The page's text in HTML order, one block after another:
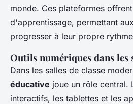
monde. Ces plateformes
d'apprentissage, permettant
progresser à leur propre
Outils numériques dans les
Dans les salles de classe
éducative joue un rôle central.
interactifs, les tablettes et les